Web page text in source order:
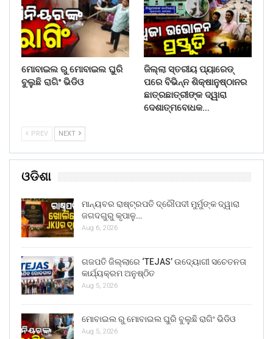
ମୋବାଇଲ ରୁ ମୋବାଇଲ ଘୁରି
ବୁଲୁଛି ରାଗିଂ ଭିଡିଓ
ଜିଲ୍ଲା ସ୍ତରୀୟ ପ୍ୟାରେଡ୍
ପରେ ବିଭିନ୍ନ ଶିକ୍ଷାନୁଷ୍ଠାନର
ଛାତ୍ରଛାତ୍ରୀଙ୍କ ଦ୍ୱାରା
ଦେଶାତ୍ମବୋଧକ…
PREV NEXT
ଓଡିଶା
ମାନ୍ୟବର ରାଷ୍ଟ୍ରପତି ଦ୍ରୌପଦୀ ମୁର୍ମୁଙ୍କ ଦ୍ୱାରା
ଜଗଦଗୁରୁ କୃପାଳୁ…
Aug 6, 2026
ଗଜପତି ଜିଲ୍ଲାରେ ‘TEJAS’ ଉଦ୍ୟୋଗୀ ସଚେତନତା
କାର୍ଯ୍ୟକ୍ରମ ଅନୁଷ୍ଠିତ
Aug 5, 2026
ମୋବାଇଲ ରୁ ମୋବାଇଲ ଘୁରି ବୁଲୁଛି ରାଗିଂ ଭିଡିଓ
Aug 5, 2026